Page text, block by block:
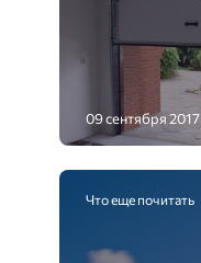
09 сентября 2017
Что еще почитать